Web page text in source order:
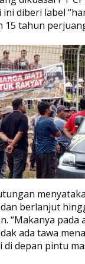
diberi label
15 tahun
berlanjut
“Makanya pada
ada tawa
di depan pintu
Baru
Di Berita,